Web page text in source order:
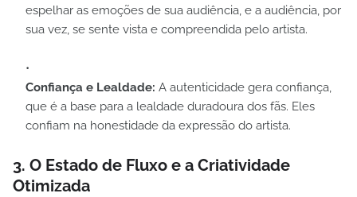
espelhar as emoções de sua audiência, e a audiência, por
sua vez, se sente vista e compreendida pelo artista.
Confiança e Lealdade: A autenticidade gera confiança,
que é a base para a lealdade duradoura dos fãs. Eles
confiam na honestidade da expressão do artista.
3. O Estado de Fluxo e a Criatividade
Otimizada